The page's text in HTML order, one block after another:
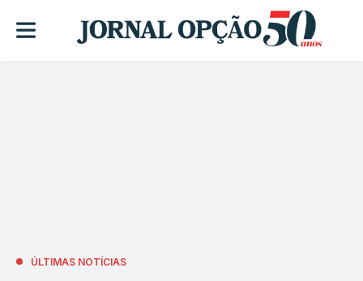
ÚLTIMAS NOTÍCIAS